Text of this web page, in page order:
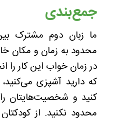
جمع‌بندی
ما زبان دوم مشترک
محدود به زمان و مکان
در زمان خواب این کار را
که دارید آشپزی
کنید و شخصیت‌هایتان
محدود نکنید. از